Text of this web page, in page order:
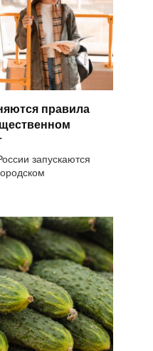
правила
запускаются